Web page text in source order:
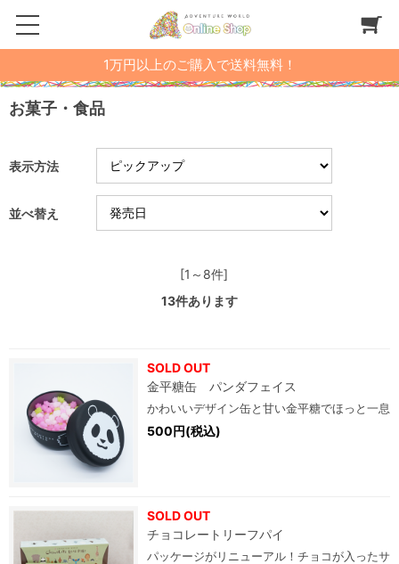
1万円以上のご購入で送料無料！
お菓子・食品
表示方法
並べ替え
[1～8件]
13件あります
SOLD OUT
金平糖缶 パンダフェイス
かわいいデザイン缶と甘い金平糖でほっと一息
500円(税込)
SOLD OUT
チョコレートリーフパイ
パッケージがリニューアル！チョコが入ったサ